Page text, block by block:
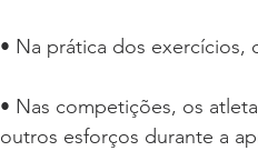
• Na prática dos exercícios,
• Nas competições, os
outros esforços durante a